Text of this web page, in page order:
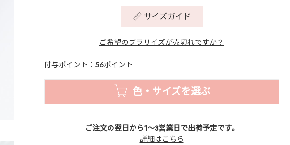
サイズガイド
ご希望のブラサイズが売切れですか？
付与ポイント：56ポイント
色・サイズを選ぶ
ご注文の翌日から1～3営業日で出荷予定です。
詳細はこちら